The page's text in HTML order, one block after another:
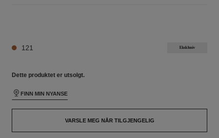
121 Eksklusiv
Dette produktet er utsolgt.
FINN MIN NYANSE
VARSLE MEG NÅR TILGJENGELIG